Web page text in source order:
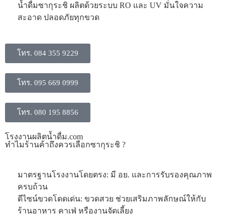
น้ำดื่มซากุระชิ ผลิตด้วยระบบ RO และ UV มั่นใจความ
สะอาด ปลอดภัยทุกขวด
โทร. 084 355 9229
โทร. 095 669 0999
โทร. 080 195 8856
โรงงานผลิตน้ำดื่ม.com
ทำไมร้านค้าถึงควรเลือกซากุระชิ ?
มาตรฐานโรงงานโดยตรง: มี อย. และการรับรองคุณภาพ
ครบถ้วน
ดีไซน์ขวดโดดเด่น: ขวดสวย ช่วยเสริมภาพลักษณ์ให้กับ
ร้านอาหาร คาเฟ่ หรืองานจัดเลี้ยง